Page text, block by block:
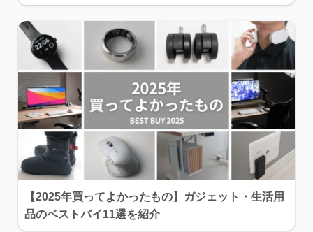
【2025年買ってよかったもの】ガジェット・生活用
品のベストバイ11選を紹介